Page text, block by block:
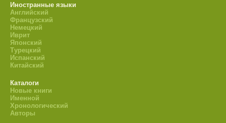
Иностранные языки
Английский
Французский
Немецкий
Иврит
Японский
Турецкий
Испанский
Китайский
Каталоги
Новые книги
Именной
Хронологический
Авторы